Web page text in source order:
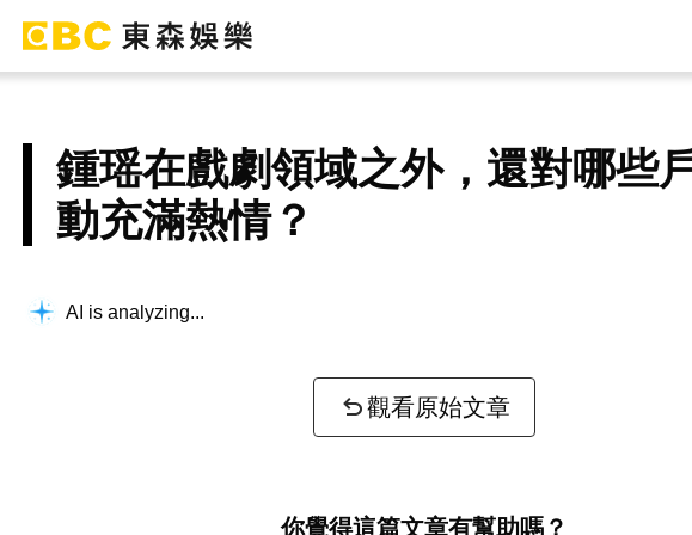
鍾瑶在戲劇領域之外，還對哪些
動充滿熱情？
AI is analyzing...
觀看原始文章
你覺得這篇文章有幫助嗎？